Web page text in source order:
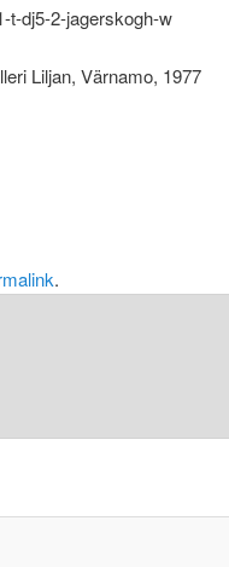
t-dj5-2-jagerskogh-w
Liljan, Värnamo, 1977
.